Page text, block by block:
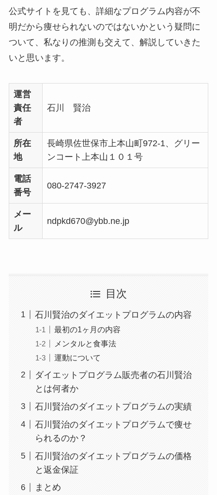
公式サイトを見ても、詳細なプログラム内容が不
明だから痩せられないのではないかという疑問に
ついて、私なりの推測も交えて、解説していきた
いと思います。
運営
責任
者
石川 賢治
所在
地
長崎県佐世保市上本山町972-1、グリー
ンコート上本山１０１号
電話
番号
080-2747-3927
メー
ル
ndpkd670@ybb.ne.jp
目次
石川賢治のダイエットプログラムの内容
最初の1ヶ月の内容
メンタルと食事法
運動について
ダイエットプログラム販売者の石川賢治
とは何者か
石川賢治のダイエットプログラムの実績
石川賢治のダイエットプログラムで痩せ
られるのか？
石川賢治のダイエットプログラムの価格
と返金保証
まとめ